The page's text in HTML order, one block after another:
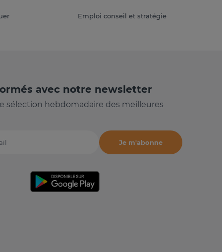
Emploi conseil et stratégie
avec notre newsletter
sélection hebdomadaire des meilleures
Je m'abonne